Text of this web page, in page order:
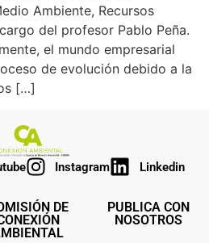
Ambiente, Recursos
del profesor Pablo Peña.
el mundo empresarial
de evolución debido a la
[…]
Instagram Linkedin
DE
PUBLICA CON
NOSOTROS